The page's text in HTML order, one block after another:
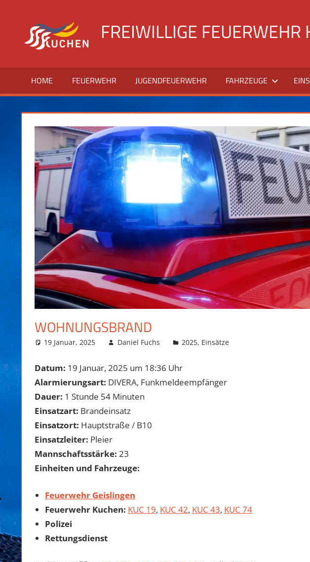
springen
FREIWILLIGE FEUERWEHR
Website
der
Freiwilligen
Feuerwehr
HOME FEUERWEHR JUGENDFEUERWEHR FAHRZEUGE
WOHNUNGSBRAND
19 Januar, 2025 Daniel Fuchs 2025, Einsätze
Datum: 19 Januar, 2025 um 18:36 Uhr
Alarmierungsart: DIVERA, Funkmeldeempfänger
Dauer: 1 Stunde 54 Minuten
Einsatzart: Brandeinsatz
Einsatzort: Hauptstraße / B10
Einsatzleiter: Pleier
Mannschaftsstärke: 23
Einheiten und Fahrzeuge:
Feuerwehr Geislingen
Feuerwehr Kuchen: KUC 19, KUC 42, KUC 43, KUC 74
Polizei
Rettungsdienst